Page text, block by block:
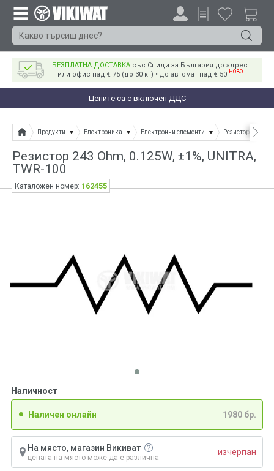
БЕЗПЛАТНА ДОСТАВКА със Спиди за България до адрес
или офис над € 75 (до 30 кг) • до автомат над € 50 НОВО
Цените са с включен ДДС
Продукти Електроника Електронни елементи Резистори
Резистор 243 Ohm, 0.125W, ±1%, UNITRA,
ТWR-100
Наличност
Наличен онлайн 1980 бр.
На място, магазин Викиват
цената на място може да е различна
изчерпан
Каталожен номер: 162455